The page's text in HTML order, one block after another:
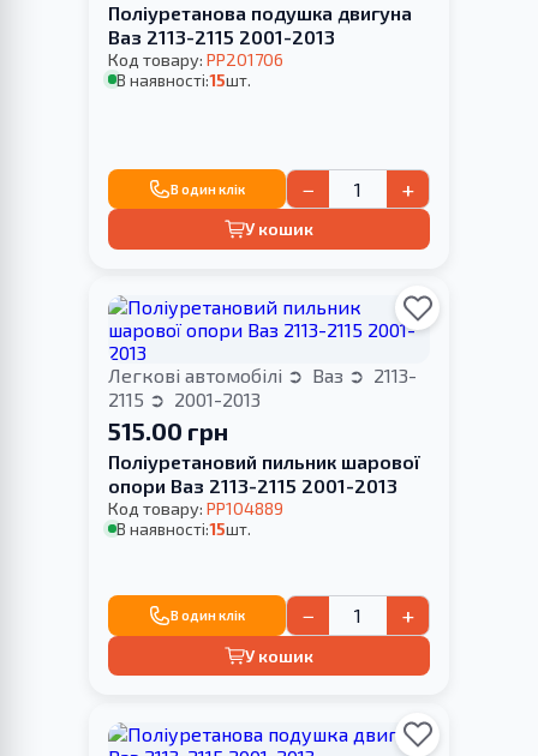
Поліуретанова подушка двигуна
Ваз 2113-2115 2001-2013
Код товару: PP201706
В наявності:15шт.
В один клік − +
У кошик
Легкові автомобілі Ваз
2113-
2115
2001-2013
515.00 грн
Поліуретановий пильник шарової
опори Ваз 2113-2115 2001-2013
Код товару: PP104889
В наявності:15шт.
В один клік − +
У кошик